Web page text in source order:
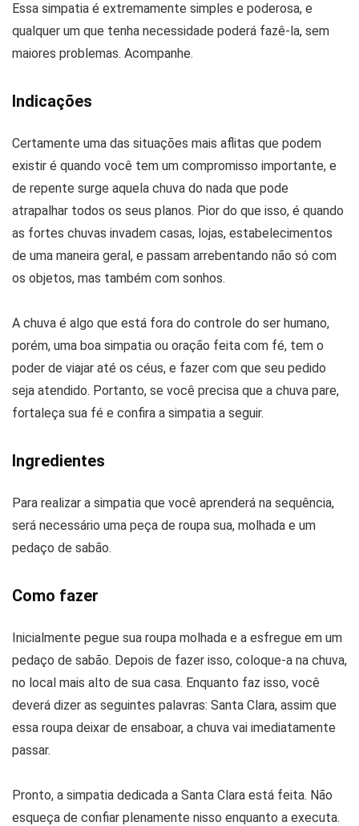
Essa simpatia é extremamente simples e poderosa, e
qualquer um que tenha necessidade poderá fazê-la, sem
maiores problemas. Acompanhe.
Indicações
Certamente uma das situações mais aflitas que podem
existir é quando você tem um compromisso importante, e
de repente surge aquela chuva do nada que pode
atrapalhar todos os seus planos. Pior do que isso, é quando
as fortes chuvas invadem casas, lojas, estabelecimentos
de uma maneira geral, e passam arrebentando não só com
os objetos, mas também com sonhos.
A chuva é algo que está fora do controle do ser humano,
porém, uma boa simpatia ou oração feita com fé, tem o
poder de viajar até os céus, e fazer com que seu pedido
seja atendido. Portanto, se você precisa que a chuva pare,
fortaleça sua fé e confira a simpatia a seguir.
Ingredientes
Para realizar a simpatia que você aprenderá na sequência,
será necessário uma peça de roupa sua, molhada e um
pedaço de sabão.
Como fazer
Inicialmente pegue sua roupa molhada e a esfregue em um
pedaço de sabão. Depois de fazer isso, coloque-a na chuva,
no local mais alto de sua casa. Enquanto faz isso, você
deverá dizer as seguintes palavras: Santa Clara, assim que
essa roupa deixar de ensaboar, a chuva vai imediatamente
passar.
Pronto, a simpatia dedicada a Santa Clara está feita. Não
esqueça de confiar plenamente nisso enquanto a executa.